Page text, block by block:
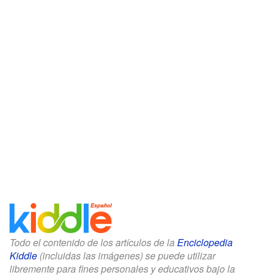
Todo el contenido de los artículos de la Enciclopedia
Kiddle (incluidas las imágenes) se puede utilizar
libremente para fines personales y educativos bajo la